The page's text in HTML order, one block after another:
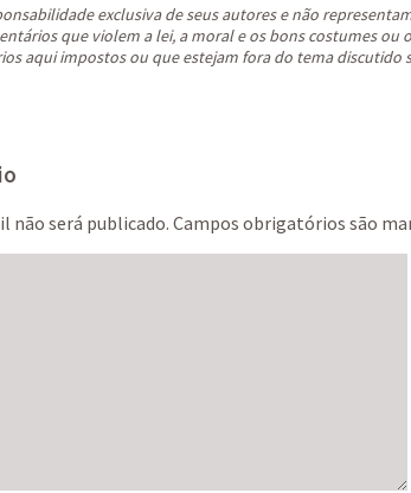
exclusiva de seus autores e não
que violem a lei, a moral e os bons costumes ou
aqui impostos ou que estejam fora do tema discutido
não será publicado. Campos obrigatórios são